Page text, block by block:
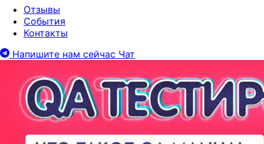
Отзывы
События
Контакты
Напишите нам сейчас Чат